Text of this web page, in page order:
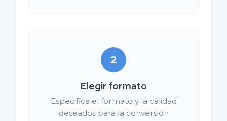
2
Elegir formato
Especifica el formato y la calidad
deseados para la conversión